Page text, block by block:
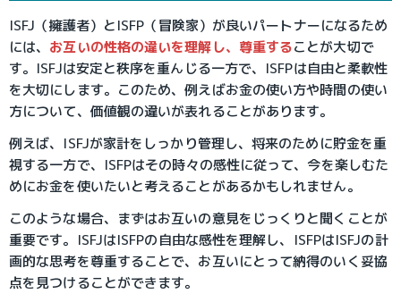
ISFJ（擁護者）とISFP（冒険家）が良いパートナーになるため
には、 お互いの性格の違いを理解し、尊重することが大切で
す。ISFJは安定と秩序を重んじる一方で、ISFPは自由と柔軟性
を大切にします。このため、例えばお金の使い方や時間の使い
方について、価値観の違いが表れることがあります。
例えば、ISFJが家計をしっかり管理し、将来のために貯金を重
視する一方で、ISFPはその時々の感性に従って、今を楽しむた
めにお金を使いたいと考えることがあるかもしれません。
このような場合、まずはお互いの意見をじっくりと聞くことが
重要です。ISFJはISFPの自由な感性を理解し、ISFPはISFJの計
画的な思考を尊重することで、お互いにとって納得のいく妥協
点を見つけることができます。